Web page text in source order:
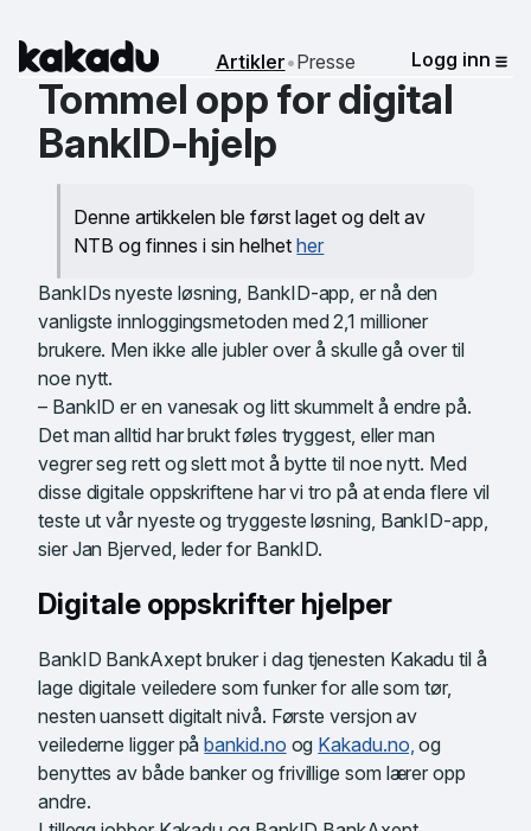
KakaduArtikler•Presse Logg inn
Tommel opp for digital
BankID-hjelp
Denne artikkelen ble først laget og delt av
NTB og finnes i sin helhether
BankIDs nyeste løsning, BankID-app, er nå den
vanligste innloggingsmetoden med 2,1 millioner
brukere. Men ikke alle jubler over å skulle gå over til
noe nytt.
– BankID er en vanesak og litt skummelt å endre på.
Det man alltid har brukt føles tryggest, eller man
vegrer seg rett og slett mot å bytte til noe nytt. Med
disse digitale oppskriftene har vi tro på at enda flere vil
teste ut vår nyeste og tryggeste løsning, BankID-app,
sier Jan Bjerved, leder for BankID.
Digitale oppskrifter hjelper
BankID BankAxept bruker i dag tjenesten Kakadu til å
lage digitale veiledere som funker for alle som tør,
nesten uansett digitalt nivå. Første versjon av
veilederne ligger påbankid.no og Kakadu.no, og
benyttes av både banker og frivillige som lærer opp
andre.